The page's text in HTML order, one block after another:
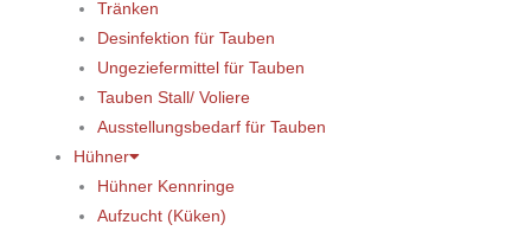
Tränken
Desinfektion für Tauben
Ungeziefermittel für Tauben
Tauben Stall/ Voliere
Ausstellungsbedarf für Tauben
Hühner
Hühner Kennringe
Aufzucht (Küken)